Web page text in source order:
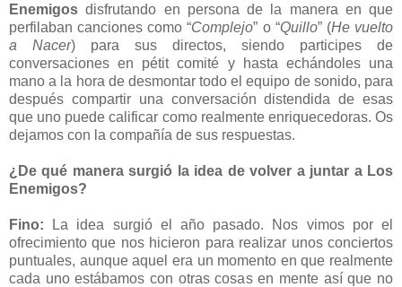
Enemigos disfrutando en persona de la manera en que
perfilaban canciones como “Complejo” o “Quillo” (He vuelto
a Nacer) para sus directos, siendo participes de
conversaciones en pétit comité y hasta echándoles una
mano a la hora de desmontar todo el equipo de sonido, para
después compartir una conversación distendida de esas
que uno puede calificar como realmente enriquecedoras. Os
dejamos con la compañía de sus respuestas.
¿De qué manera surgió la idea de volver a juntar a Los
Enemigos?
Fino: La idea surgió el año pasado. Nos vimos por el
ofrecimiento que nos hicieron para realizar unos conciertos
puntuales, aunque aquel era un momento en que realmente
cada uno estábamos con otras cosas en mente así que no